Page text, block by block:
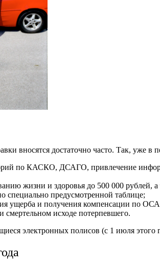
вносятся достаточно часто. Так, уже
по КАСКО, ДСАГО, привлечение
жизни и здоровья до 500 000 рублей,
специально предусмотренной таблице;
ущерба и получения компенсации по
смертельном исходе потерпевшего.
электронных полисов (с 1 июля этого